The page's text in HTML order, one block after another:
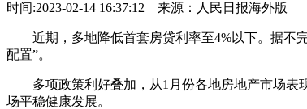
时间:2023-02-14 16:37:12 来源：人民日报海外版
近期，多地降低首套房贷利率至4%以下。据不完
配置”。
多项政策利好叠加，从1月份各地房地产市场表
场平稳健康发展。